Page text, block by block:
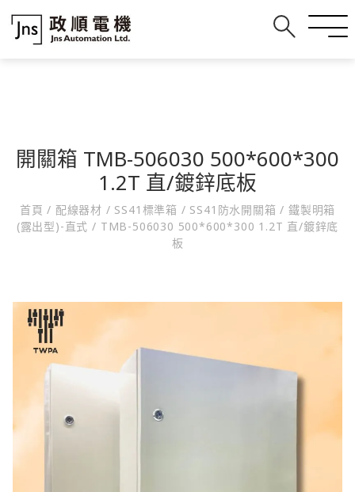
開關箱 TMB-506030 500*600*300
1.2T 直/鍍鋅底板
首頁/ 配線器材 / SS41標準箱 / SS41防水開關箱/ 鐵製明箱
(露出型)-直式/ TMB-506030 500*600*300 1.2T 直/鍍鋅底
板